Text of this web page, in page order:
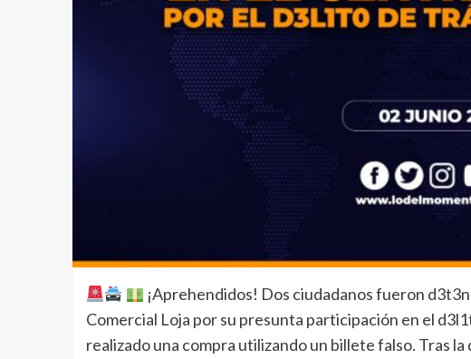
¡Aprehendidos! Dos ciudadanos fueron
Comercial Loja por su presunta participación en el
realizado una compra utilizando un billete falso. Tras